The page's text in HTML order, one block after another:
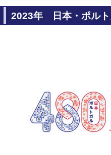
2023年 日本・ポルト